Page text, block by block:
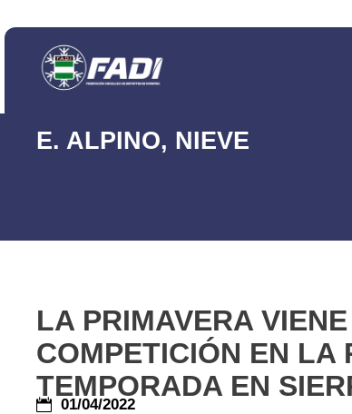
E. ALPINO, NIEVE
LA PRIMAVERA
COMPETICIÓN EN LA
TEMPORADA EN
01/04/2022